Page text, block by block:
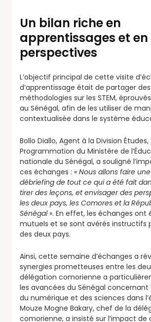
Un bilan riche en
apprentissages et en
perspectives
L’objectif principal de cette visite
d’apprentissage était de partager
méthodologies sur les STEM,
au Sénégal, afin de les utiliser de
contextualisée dans le système
Bollo Diallo, Agent à la Division
Programmation du Ministère de
nationale du Sénégal, a souligné
ces échanges : « Nous allons faire
débriefing de tout ce qui a été fait
tirer des leçons, et envisager des
les deux pays, les Comores et la
Sénégal». En effet, les échanges ont
mutuels et se sont avérés instructifs
des deux pays.
Ainsi, cette semaine d’échanges a
synergies prometteuses entre les
délégation comorienne a
les avancées du Sénégal concernant
du numérique et des sciences dans
Mouze Mogne Bakary, chef de la
comorienne, a insisté sur l’impact de